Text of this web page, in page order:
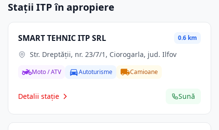
Stații ITP în apropiere
SMART TEHNIC ITP SRL 0.6 km
Str. Dreptăţii, nr. 23/7/1, Ciorogarla, jud. Ilfov
Moto / ATV Autoturisme Camioane
Detalii stație Sună